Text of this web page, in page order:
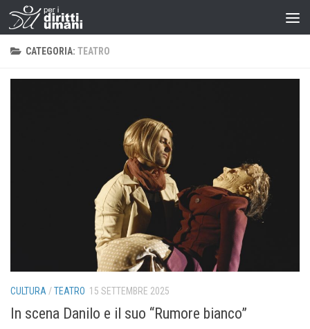
CATEGORIA: TEATRO
CULTURA /TEATRO 15 SETTEMBRE 2025
In scena Danilo e il suo “Rumore bianco”